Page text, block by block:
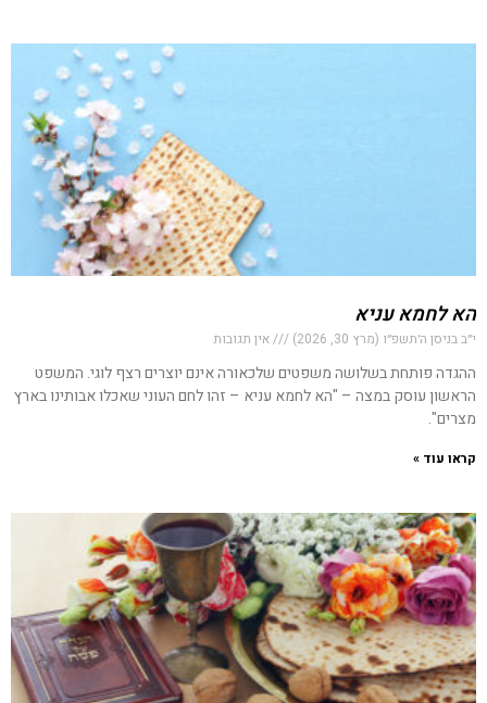
הא לחמא עניא
י״ב בניסן ה׳תשפ״ו (מרץ 30, 2026) אין תגובות
ההגדה פותחת בשלושה משפטים שלכאורה אינם יוצרים רצף לוגי. המשפט
הראשון עוסק במצה – "הא לחמא עניא – זהו לחם העוני שאכלו אבותינו בארץ
מצרים".
קראו עוד »